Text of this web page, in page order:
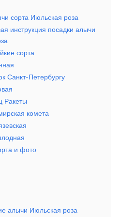
сорта Июльская роза
инструкция посадки алычи
сорта
Санкт-Петербургу
Ракеты
комета
и фото
алычи Июльская роза